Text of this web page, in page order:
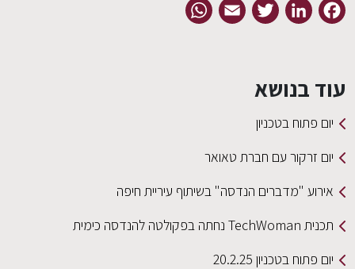
Facebook
LinkedIn
Twitter
Email
עוד בנושא
יום פתוח בטכניון
יום זרקור עם חברת טאואר
אירוע "מדברים הנדסה" בשיתוף עיריית חיפה
תכנית TechWoman נחתה בפקולטה להנדסה כימית
יום פתוח בטכניון 20.2.25